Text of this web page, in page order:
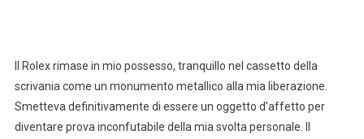
Il Rolex rimase in mio possesso, tranquillo nel cassetto della
scrivania come un monumento metallico alla mia liberazione.
Smetteva definitivamente di essere un oggetto d’affetto per
diventare prova inconfutabile della mia svolta personale. Il